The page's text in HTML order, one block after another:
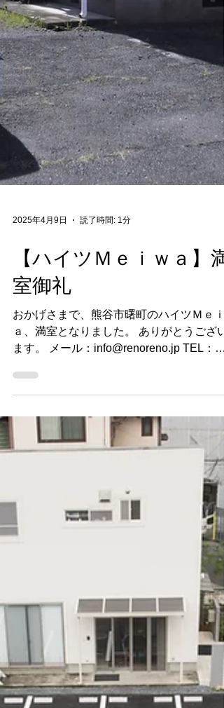
【ハイツＭｅｉｗａ】満
室御礼
おかげさまで、熊谷市曙町のハイツＭｅｉ
ａ、満室となりました。 ありがとうござい
ます。 メール：info@renoreno.jp TEL：